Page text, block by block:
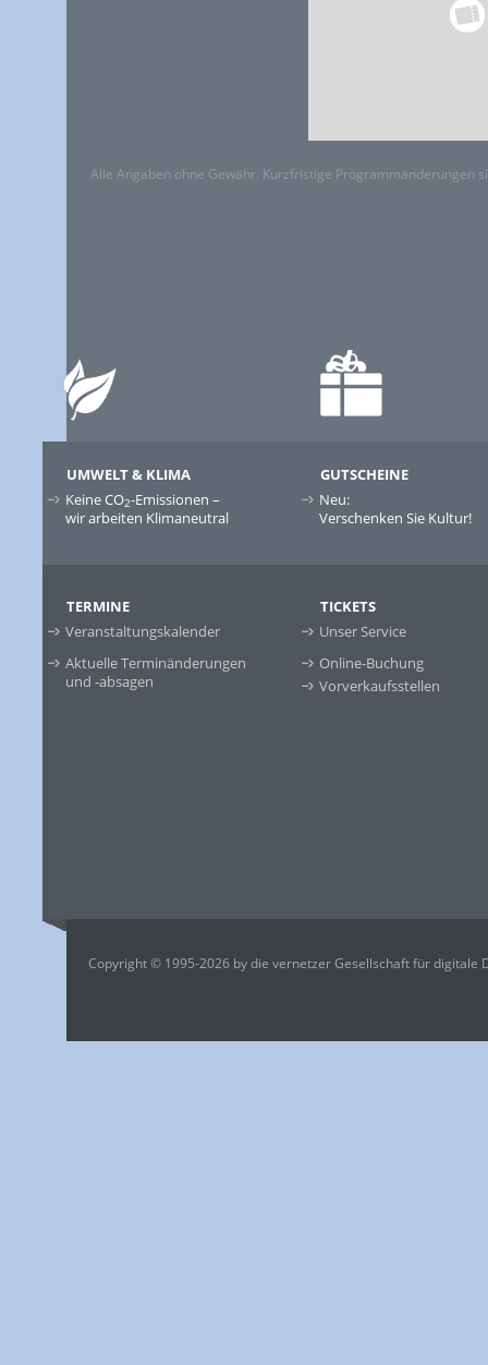
Alle Angaben ohne Gewähr. Kurzfristige Programmänderungen
UMWELT & KLIMA
Keine CO2-Emissionen –
wir arbeiten Klimaneutral
GUTSCHEINE
Neu:
Verschenken Sie Kultur!
TERMINE
Veranstaltungskalender
Aktuelle Terminänderungen
und -absagen
TICKETS
Unser Service
Online-Buchung
Vorverkaufsstellen
Copyright © 1995-2026 by die vernetzer Gesellschaft für digitale